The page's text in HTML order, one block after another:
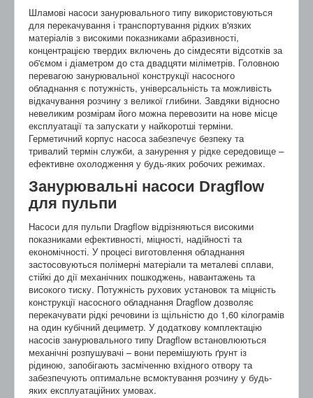
Шламові насоси занурювального типу використовуються
для перекачування і транспортування рідких в'язких
матеріалів з високими показниками абразивності,
концентрацією твердих включень до сімдесяти відсотків за
об'ємом і діаметром до ста двадцяти міліметрів. Головною
перевагою занурювальної конструкції насосного
обладнання є потужність, універсальність та можливість
відкачування розчину з великої глибини. Завдяки відносно
невеликим розмірам його можна перевозити на нове місце
експлуатації та запускати у найкоротші терміни.
Герметичний корпус насоса забезпечує безпеку та
тривалий термін служби, а занурення у рідке середовище –
ефективне охолодження у будь-яких робочих режимах.
Занурювальні насоси Dragflow
для пульпи
Насоси для пульпи Dragflow відрізняються високими
показниками ефективності, міцності, надійності та
економічності. У процесі виготовлення обладнання
застосовуються полімерні матеріали та металеві сплави,
стійкі до дії механічних пошкоджень, навантажень та
високого тиску. Потужність рухових установок та міцність
конструкції насосного обладнання Dragflow дозволяє
перекачувати рідкі речовини із щільністю до 1,60 кілограмів
на один кубічний дециметр. У додаткову комплектацію
насосів занурювального типу Dragflow встановлюються
механічні розпушувачі – вони перемішують ґрунт із
рідиною, запобігають засміченню вхідного отвору та
забезпечують оптимальне всмоктування розчину у будь-
яких експлуатаційних умовах.